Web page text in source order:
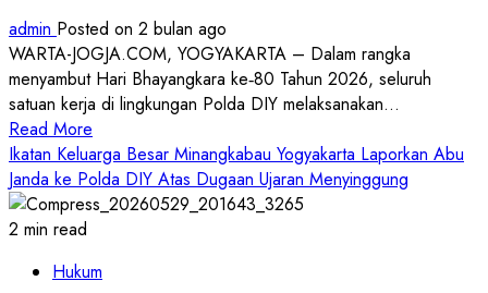
Bantuan
Sosial
&
Ajak
Ojol
Jadi
Pelopor
Keselamatan
admin Posted on 2 bulan ago
WARTA-JOGJA.COM, YOGYAKARTA – Dalam rangka
menyambut Hari Bhayangkara ke‑80 Tahun 2026, seluruh
satuan kerja di lingkungan Polda DIY melaksanakan...
Read More
more
about
Sambut
ke‑80,
Ikatan Keluarga Besar Minangkabau Yogyakarta Laporkan Abu
Janda ke Polda DIY Atas Dugaan Ujaran Menyinggung
2 min read
Hukum